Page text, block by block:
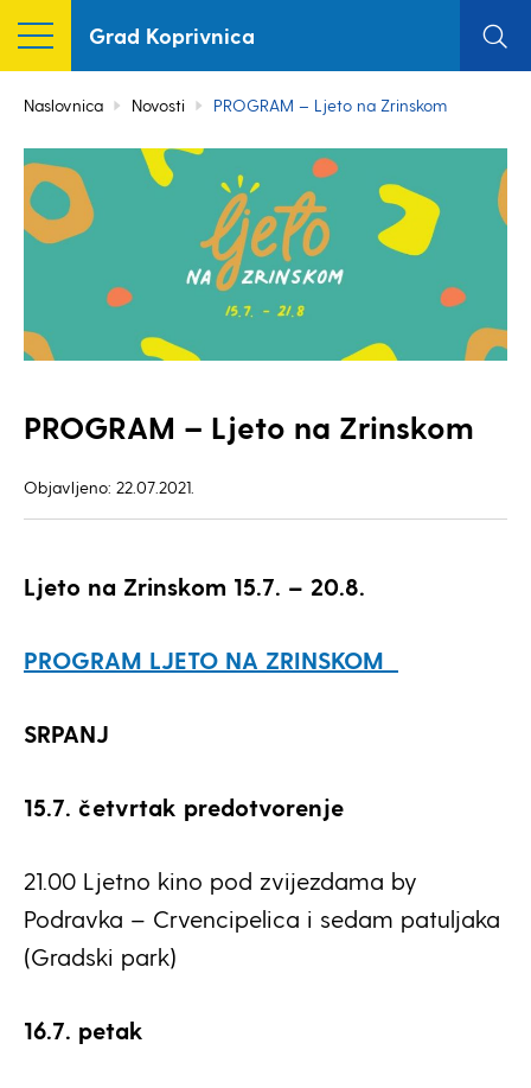
Grad Koprivnica
Naslovnica Novosti PROGRAM – Ljeto na Zrinskom
PROGRAM – Ljeto na Zrinskom
Objavljeno: 22.07.2021.
Ljeto na Zrinskom 15.7. – 20.8.
PROGRAM LJETO NA ZRINSKOM
SRPANJ
15.7. četvrtak predotvorenje
21.00 Ljetno kino pod zvijezdama by
Podravka – Crvencipelica i sedam patuljaka
(Gradski park)
16.7. petak